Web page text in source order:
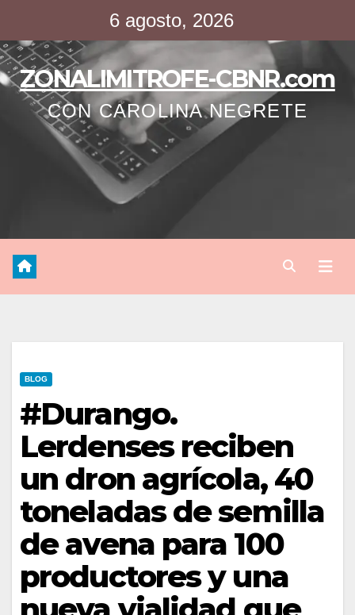
contenido
6 agosto, 2026
ZONALIMITROFE-CBNR.com
CON CAROLINA NEGRETE
BLOG
#Durango.
Lerdenses reciben
un dron agrícola, 40
toneladas de semilla
de avena para 100
productores y una